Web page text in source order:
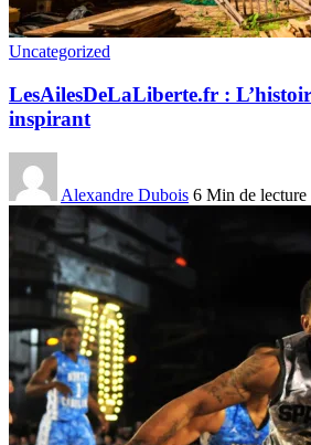
Uncategorized
LesAilesDeLaLiberte.fr :
inspirant
Alexandre Dubois 6 Min de lecture